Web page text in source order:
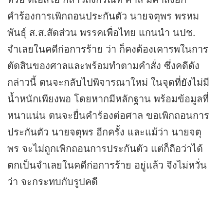
คำร้องการเพิกถอนประกันตัว นายจตุพร พรหม
พันธุ์ ส.ส.สัดส่วน พรรคเพื่อไทย แกนนำ นปช.
จำเลยในคดีก่อการร้าย ว่า ก็คงต้องเคารพในการ
ตัดสินของศาลและพร้อมทำตามคำสั่ง ซึ่งคดีดัง
กล่าวนี้ ตนจะกลับไปพิจารณาใหม่ ในจุดที่ยังไม่มี
น้ำหนักเพียงพอ โดยหากมีหลักฐาน พร้อมข้อมูลที่
หนาแน่น ตนจะยื่นคำร้องต่อศาล ขอเพิกถอนการ
ประกันตัว นายจตุพร อีกครั้ง และแม้ว่า นายจตุ
พร จะไม่ถูกเพิกถอนการประกันตัว แต่ก็ถือว่าได้
ตกเป็นจำเลยในคดีก่อการร้าย อยู่แล้ว จึงไม่หวั่น
ว่า จะกระทบกับรูปคดี